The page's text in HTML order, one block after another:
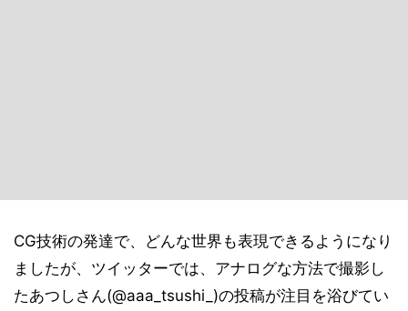
CG技術の発達で、どんな世界も表現できるようになり
ましたが、ツイッターでは、アナログな方法で撮影し
たあつしさん(@aaa_tsushi_)の投稿が注目を浴びてい